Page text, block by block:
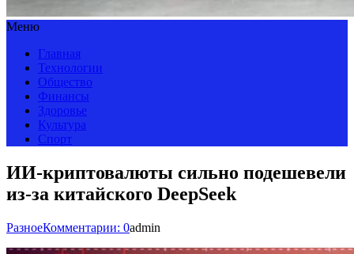
Меню
Главная
Технологии
Общество
Финансы
Здоровье
Культура
Спорт
ИИ-криптовалюты сильно подешевели
из-за китайского DeepSeek
РазноеКомментарии: 0admin